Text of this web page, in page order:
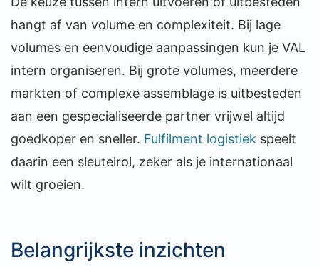
hangt af van volume en complexiteit. Bij lage
volumes en eenvoudige aanpassingen kun je VAL
intern organiseren. Bij grote volumes, meerdere
markten of complexe assemblage is uitbesteden
aan een gespecialiseerde partner vrijwel altijd
goedkoper en sneller. Fulfilment logistiek speelt
daarin een sleutelrol, zeker als je internationaal
wilt groeien.
Belangrijkste inzichten